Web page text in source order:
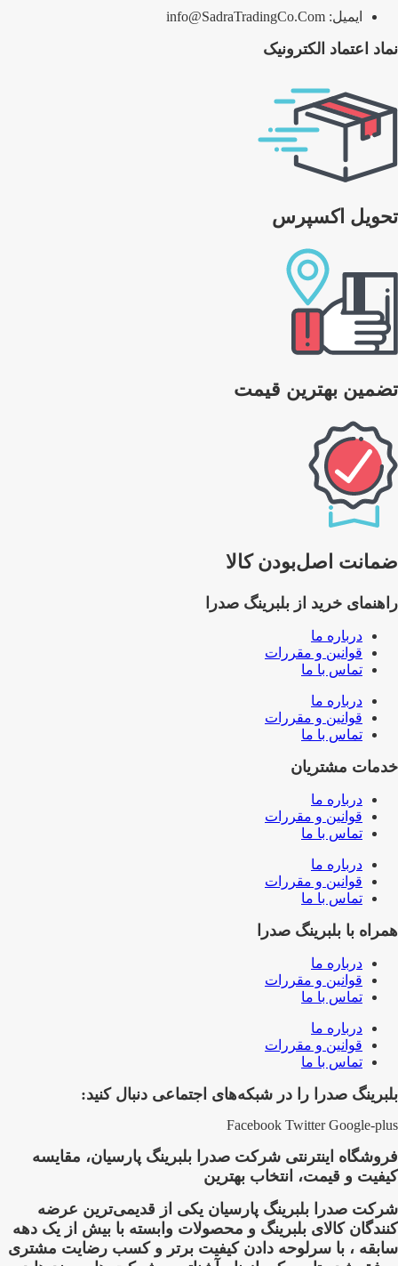
ایمیل: info@SadraTradingCo.Com
نماد اعتماد الکترونیک
تحویل اکسپرس
تضمین بهترین قیمت
ضمانت اصل‌بودن کالا
راهنمای خرید از بلبرینگ صدرا
درباره ما
قوانین و مقررات
تماس با ما
درباره ما
قوانین و مقررات
تماس با ما
خدمات مشتریان
درباره ما
قوانین و مقررات
تماس با ما
درباره ما
قوانین و مقررات
تماس با ما
همراه با بلبرینگ صدرا
درباره ما
قوانین و مقررات
تماس با ما
درباره ما
قوانین و مقررات
تماس با ما
بلبرینگ صدرا را در شبکه‌های اجتماعی دنبال کنید:
Facebook Twitter Google-plus
فروشگاه اینترنتی شرکت صدرا بلبرینگ پارسیان، مقایسه
کیفیت و قیمت، انتخاب بهترین
شرکت صدرا بلبرینگ پارسیان یکی از قدیمی‌ترین عرضه
کنندگان کالای بلبرینگ و محصولات وابسته با بیش از یک دهه
سابقه ، با سرلوحه دادن کیفیت برتر و کسب رضایت مشتری